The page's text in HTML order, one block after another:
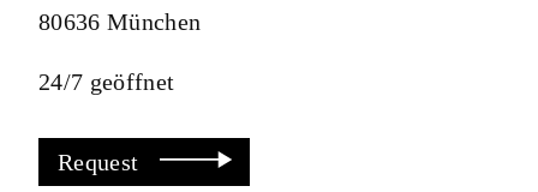
80636 München
24/7 geöffnet
Request